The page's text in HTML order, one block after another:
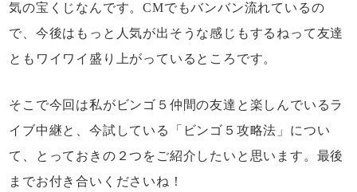
気の宝くじなんです。CMでもバンバン流れているの
で、今後はもっと人気が出そうな感じもするねって友達
ともワイワイ盛り上がっているところです。
そこで今回は私がビンゴ５仲間の友達と楽しんでいるラ
イブ中継と、今試している「ビンゴ５攻略法」につい
て、とっておきの２つをご紹介したいと思います。最後
までお付き合いくださいね！